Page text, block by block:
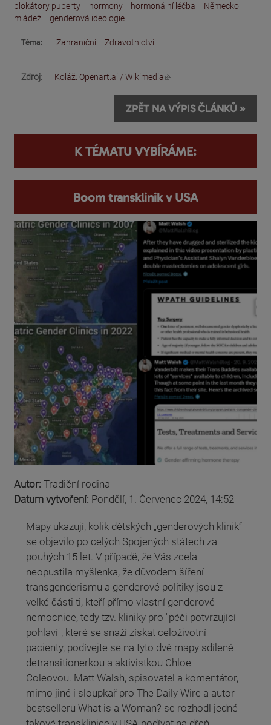
blokátory puberty
hormony hormonální léčba
Německo
mládež
genderová ideologie
Téma: Zahraniční Zdravotnictví
Zdroj: Koláž: Openart.ai / Wikimedia
(odkaz je externí)
ZPĚT NA VÝPIS ČLÁNKŮ »
K TÉMATU VYBÍRÁME:
Boom transklinik v USA
Autor: Tradiční rodina
Datum vytvoření: Pondělí, 1. Červenec 2024, 14:52
Mapy ukazují, kolik dětských „genderových klinik“
se objevilo po celých Spojených státech za
pouhých 15 let. V případě, že Vás zcela
neopustila myšlenka, že důvodem šíření
transgenderismu a genderové politiky jsou z
velké části ti, kteří přímo vlastní genderové
nemocnice, tedy tzv. kliniky pro "péči potvrzující
pohlaví", které se snaží získat celoživotní
pacienty, podívejte se na tyto dvě mapy sdílené
detransitionerkou a aktivistkou Chloe
Coleovou. Matt Walsh, spisovatel a komentátor,
mimo jiné i sloupkař pro The Daily Wire a autor
bestselleru What is a Woman? se rozhodl jedné